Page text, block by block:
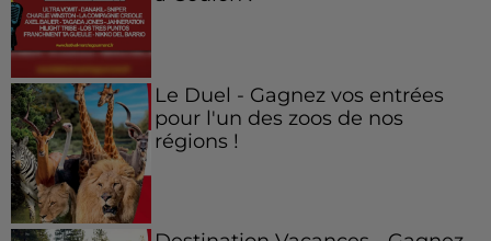
Le Duel - Gagnez vos entrées
pour l'un des zoos de nos
régions !